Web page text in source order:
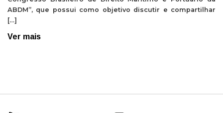
ABDM”, que possui como objetivo discutir e compartilhar
[…]
Ver mais